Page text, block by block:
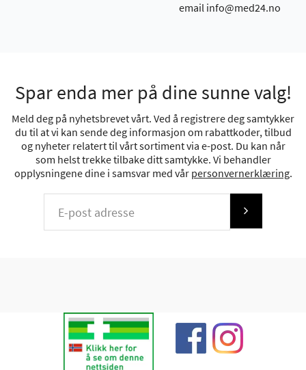
email info@med24.no
Spar enda mer på dine sunne valg!
Meld deg på nyhetsbrevet vårt. Ved å registrere deg samtykker
du til at vi kan sende deg informasjon om rabattkoder, tilbud
og nyheter relatert til vårt sortiment via e-post. Du kan når
som helst trekke tilbake ditt samtykke. Vi behandler
opplysningene dine i samsvar med vår personvernerklæring.